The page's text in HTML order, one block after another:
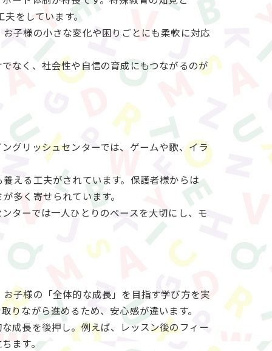
ー
をしています。
子様の小さな変化や困りごとにも柔軟に対応
なく、社会性や自信の育成にもつながるのが
グリッシュセンターでは、ゲームや歌、イラ
える工夫がされています。保護者様からは
多く寄せられています。
ターでは一人ひとりのペースを大切にし、モ
子様の「全体的な成長」を目指す学び方を実
りながら進めるため、安心感が違います。
成長を後押し。例えば、レッスン後のフィー
ます。